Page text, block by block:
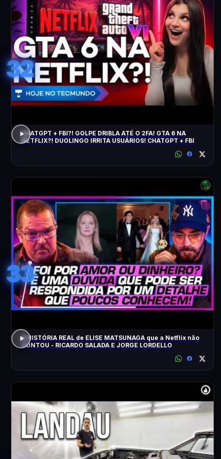
32
CHATGPT + FBI?! GOLPE DRIBLA ATÉ O 2FA! GTA 6 NA
NETFLIX?! DUOLINGO IRRITA USUÁRIOS! CHATGPT + FBI
33
A HISTÓRIA REAL de ELISE MATSUNAGA que a Netflix não
CONTOU - RICARDO SALADA E JORGE LORDELLO